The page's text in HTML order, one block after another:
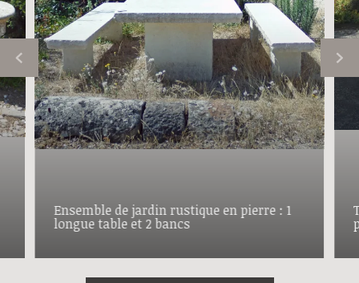
Ensemble de jardin rustique en pierre : 1
longue table et 2 bancs